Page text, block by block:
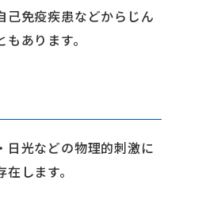
己免疫疾患などからじん
あります。
日光などの物理的刺激に
します。